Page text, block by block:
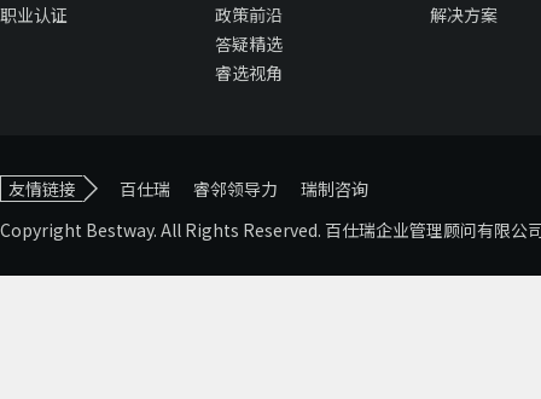
职业认证
政策前沿
答疑精选
睿选视角
解决方案
友情链接 百仕瑞 睿邻领导力
瑞制咨询
Copyright Bestway. All Rights Reserved. 百仕瑞企业管理顾问有限公